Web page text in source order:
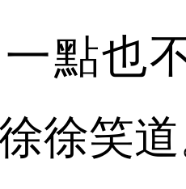
點也
徐笑